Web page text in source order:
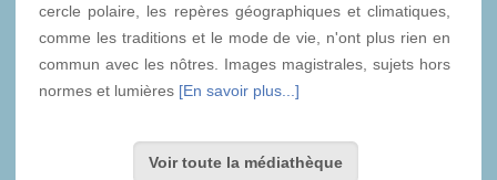
cercle polaire, les repères géographiques et climatiques,
comme les traditions et le mode de vie, n'ont plus rien en
commun avec les nôtres. Images magistrales, sujets hors
normes et lumières [En savoir plus...]
Voir toute la médiathèque